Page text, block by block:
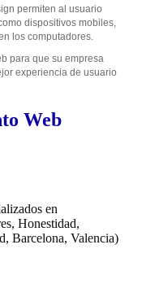
permiten al usuario
dispositivos mobiles,
los computadores.
para que su empresa
experiencia de usuario
Web
en
Honestidad,
Barcelona, Valencia)